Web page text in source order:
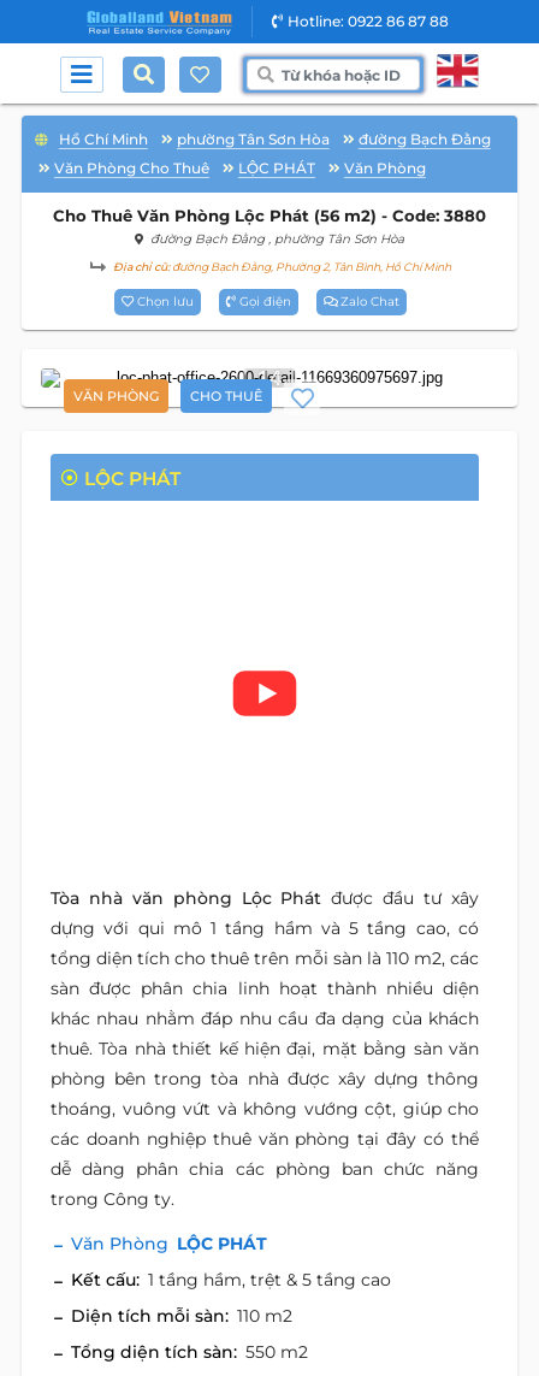
Hotline: 0922 86 87 88
Hồ Chí Minh phường Tân Sơn Hòa
đường Bạch Đằng
Văn Phòng Cho Thuê
LỘC PHÁT Văn Phòng
Cho Thuê Văn Phòng Lộc Phát (56 m2) - Code: 3880
đường Bạch Đằng , phường Tân Sơn Hòa
Địa chỉ cũ:đường Bạch Đằng, Phường 2, Tân Bình, Hồ Chí Minh
Chọn lưu Gọi điện Zalo Chat
VĂN PHÒNG CHO THUÊ
14
LỘC PHÁT
Tòa nhà văn phòng Lộc Phát được đầu tư xây
dựng với qui mô 1 tầng hầm và 5 tầng cao, có
tổng diện tích cho thuê trên mỗi sàn là 110 m2, các
sàn được phân chia linh hoạt thành nhiều diện
khác nhau nhằm đáp nhu cầu đa dạng của khách
thuê. Tòa nhà thiết kế hiện đại, mặt bằng sàn văn
phòng bên trong tòa nhà được xây dựng thông
thoáng, vuông vứt và không vướng cột, giúp cho
các doanh nghiệp thuê văn phòng tại đây có thể
dễ dàng phân chia các phòng ban chức năng
trong Công ty.
Văn Phòng LỘC PHÁT
Kết cấu: 1 tầng hầm, trệt & 5 tầng cao
Diện tích mỗi sàn: 110 m2
Tổng diện tích sàn: 550 m2